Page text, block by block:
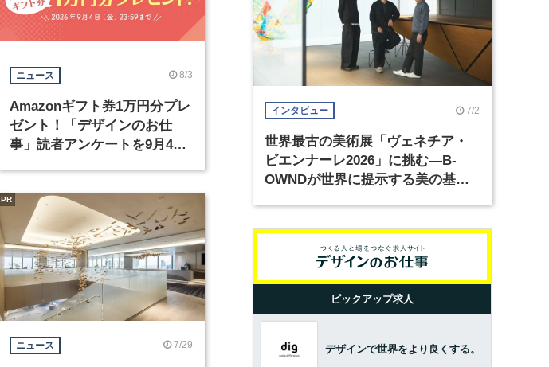
ニュース 8/3
Amazonギフト券1万円分プレ
ゼント！「デザインのお仕
事」読者アンケートを9月4日
ニュース 7/29
PR
インタビュー 7/2
世界最古の美術展「ヴェネチア・
ビエンナーレ2026」に挑む―B-
OWNDが世界に提示する美の基準
ピックアップ求人
デザインで世界をより良くする。